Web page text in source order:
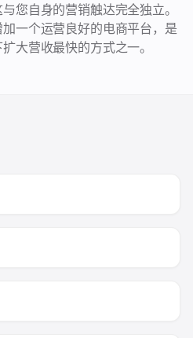
您自身的营销触达完全独立。
一个运营良好的电商平台，是
大营收最快的方式之一。